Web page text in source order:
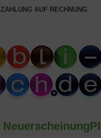
ZAHLUNG AUF RECHNUNG